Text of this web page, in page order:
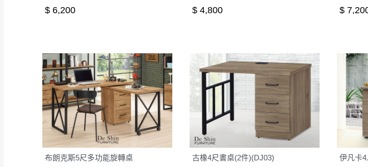
$ 6,200 $ 4,800 $
布朗克斯5尺多功能旋轉桌 古橡4尺書桌(2件)(DJ03) 伊凡卡